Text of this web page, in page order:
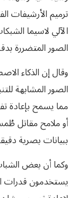
ترميم الأرشيفات
الآلي لاسيما
الصور المتضررة
وقال إن الذكاء
الصور المشابهة
مما يسمح بإعادة
أو ملامح مقاتل
ببيانات بصرية
وكما أن بعض
يستخدمون قدرات